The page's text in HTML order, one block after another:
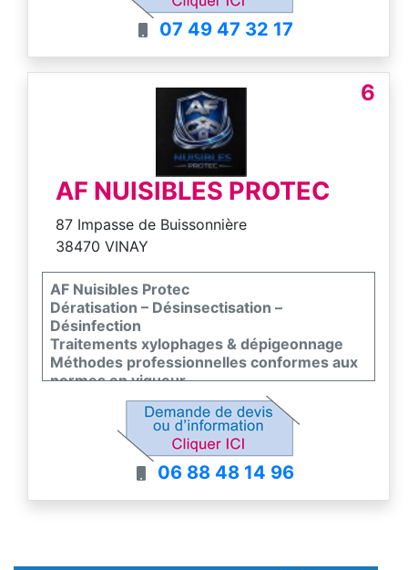
07 49 47 32 17
6
AF NUISIBLES PROTEC
87 Impasse de Buissonnière
38470 VINAY
AF Nuisibles Protec
Dératisation – Désinsectisation –
Désinfection
Traitements xylophages & dépigeonnage
Méthodes professionnelles conformes aux
normes en vigueur
06 88 48 14 96